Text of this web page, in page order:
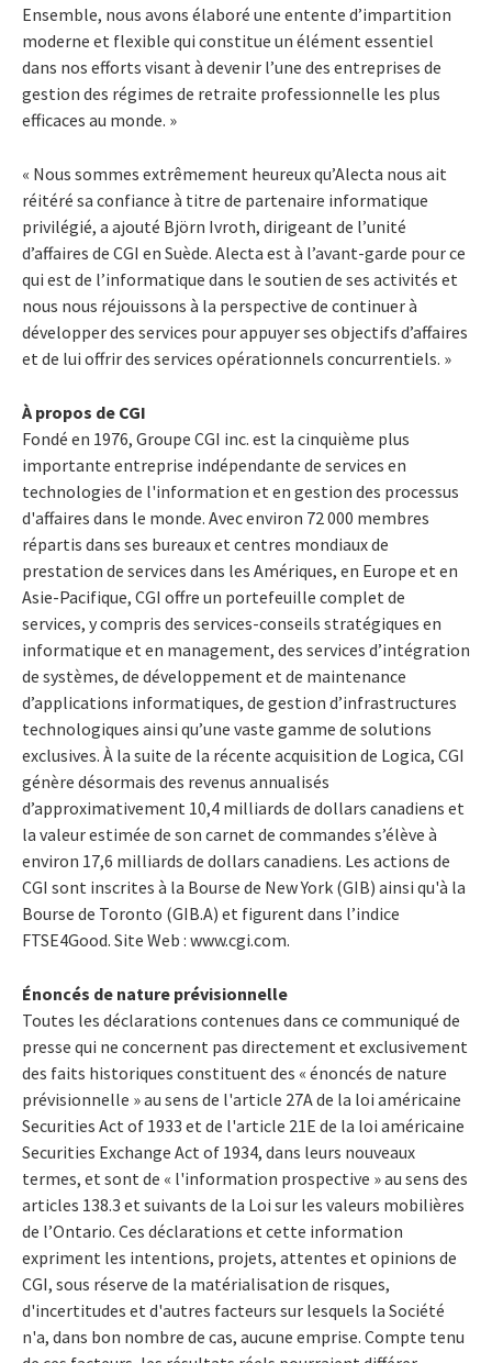
Ensemble, nous avons élaboré une entente d’impartition
moderne et flexible qui constitue un élément essentiel
dans nos efforts visant à devenir l’une des entreprises de
gestion des régimes de retraite professionnelle les plus
efficaces au monde. »
« Nous sommes extrêmement heureux qu’Alecta nous ait
réitéré sa confiance à titre de partenaire informatique
privilégié, a ajouté Björn Ivroth, dirigeant de l’unité
d’affaires de CGI en Suède. Alecta est à l’avant-garde pour ce
qui est de l’informatique dans le soutien de ses activités et
nous nous réjouissons à la perspective de continuer à
développer des services pour appuyer ses objectifs d’affaires
et de lui offrir des services opérationnels concurrentiels. »
À propos de CGI
Fondé en 1976, Groupe CGI inc. est la cinquième plus
importante entreprise indépendante de services en
technologies de l'information et en gestion des processus
d'affaires dans le monde. Avec environ 72 000 membres
répartis dans ses bureaux et centres mondiaux de
prestation de services dans les Amériques, en Europe et en
Asie-Pacifique, CGI offre un portefeuille complet de
services, y compris des services-conseils stratégiques en
informatique et en management, des services d’intégration
de systèmes, de développement et de maintenance
d’applications informatiques, de gestion d’infrastructures
technologiques ainsi qu’une vaste gamme de solutions
exclusives. À la suite de la récente acquisition de Logica, CGI
génère désormais des revenus annualisés
d’approximativement 10,4 milliards de dollars canadiens et
la valeur estimée de son carnet de commandes s’élève à
environ 17,6 milliards de dollars canadiens. Les actions de
CGI sont inscrites à la Bourse de New York (GIB) ainsi qu'à la
Bourse de Toronto (GIB.A) et figurent dans l’indice
FTSE4Good. Site Web : www.cgi.com.
Énoncés de nature prévisionnelle
Toutes les déclarations contenues dans ce communiqué de
presse qui ne concernent pas directement et exclusivement
des faits historiques constituent des « énoncés de nature
prévisionnelle » au sens de l'article 27A de la loi américaine
Securities Act of 1933 et de l'article 21E de la loi américaine
Securities Exchange Act of 1934, dans leurs nouveaux
termes, et sont de « l'information prospective » au sens des
articles 138.3 et suivants de la Loi sur les valeurs mobilières
de l’Ontario. Ces déclarations et cette information
expriment les intentions, projets, attentes et opinions de
CGI, sous réserve de la matérialisation de risques,
d'incertitudes et d'autres facteurs sur lesquels la Société
n'a, dans bon nombre de cas, aucune emprise. Compte tenu